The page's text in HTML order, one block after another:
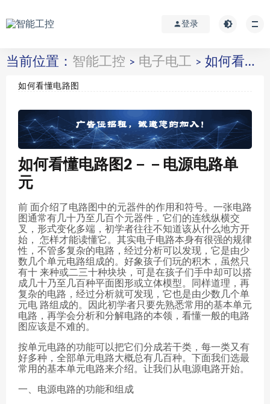
登录
当前位置： 智能工控 > 电子电工 > 如何看懂电路图
如何看懂电路图
如何看懂电路图2－－电源电路单
元
前 面介绍了电路图中的元器件的作用和符号。一张电路
图通常有几十乃至几百个元器件，它们的连线纵横交
叉，形式变化多端，初学者往往不知道该从什么地方开
始， 怎样才能读懂它。其实电子电路本身有很强的规律
性，不管多复杂的电路，经过分析可以发现，它是由少
数几个单元电路组成的。好象孩子们玩的积木，虽然只
有十 来种或二三十种块块，可是在孩子们手中却可以搭
成几十乃至几百种平面图形或立体模型。同样道理，再
复杂的电路，经过分析就可发现，它也是由少数几个单
元电 路组成的。因此初学者只要先熟悉常用的基本单元
电路，再学会分析和分解电路的本领，看懂一般的电路
图应该是不难的。
按单元电路的功能可以把它们分成若干类，每一类又有
好多种，全部单元电路大概总有几百种。下面我们选最
常用的基本单元电路来介绍。让我们从电源电路开始。
一、电源电路的功能和组成